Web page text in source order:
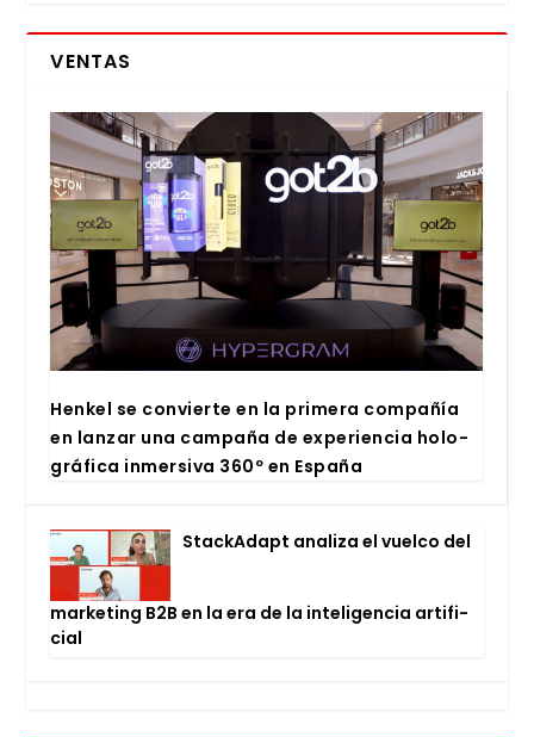
VENTAS
Hen­kel se con­vier­te en la pri­me­ra com­pa­ñía
en lan­zar una cam­pa­ña de expe­rien­cia holo­
grá­fi­ca inmer­si­va 360º en Espa­ña
Stac­kA­dapt ana­li­za el vuel­co del
mar­ke­ting B2B en la era de la inte­li­gen­cia arti­fi­
cial